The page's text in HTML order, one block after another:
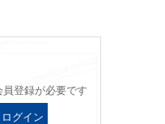
登録が必要です
グイン